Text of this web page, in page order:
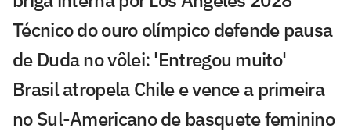
Técnico do ouro olímpico defende pausa
de Duda no vôlei: 'Entregou muito'
Brasil atropela Chile e vence a primeira
no Sul-Americano de basquete feminino